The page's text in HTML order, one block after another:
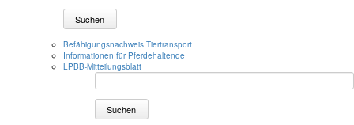
Suchen
Befähigungsnachweis Tiertransport
Informationen für Pferdehaltende
LPBB-Mitteilungsblatt
Suchen